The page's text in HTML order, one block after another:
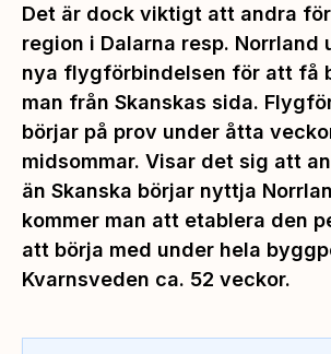
Det är dock viktigt att andra
region i Dalarna resp. Norrland
nya flygförbindelsen för att få
man från Skanskas sida.
börjar på prov under åtta
midsommar. Visar det sig att
än Skanska börjar nyttja
kommer man att etablera den
att börja med under hela
Kvarnsveden ca. 52 veckor.